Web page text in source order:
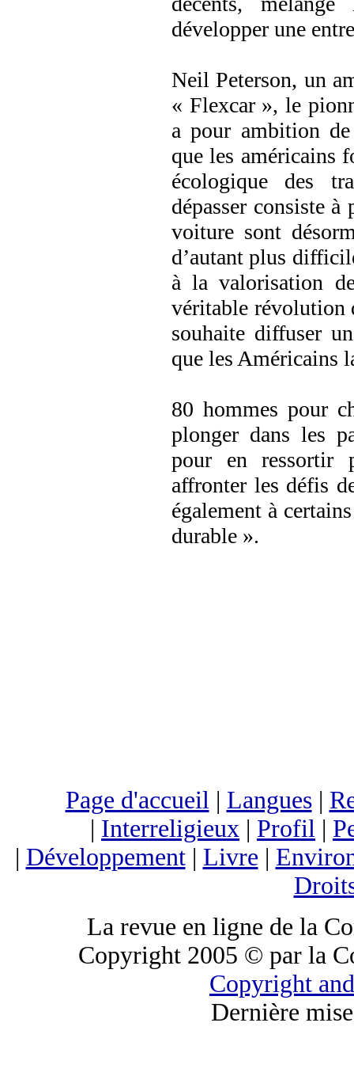
développer une
Neil Peterson, un
« Flexcar », le
a pour ambition de
que les américains
écologique des
dépasser consiste à
voiture sont
d’autant plus
à la valorisation
véritable révolution
souhaite diffuser
que les Américains
80 hommes pour
plonger dans les
pour en ressortir
affronter les défis
également à
durable ».
Page d'accueil| Langues|
| Interreligieux | Profil |
| Développement| Livre |
La revue en ligne de la
Copyright 2005 © par la
Copyright
Dernière